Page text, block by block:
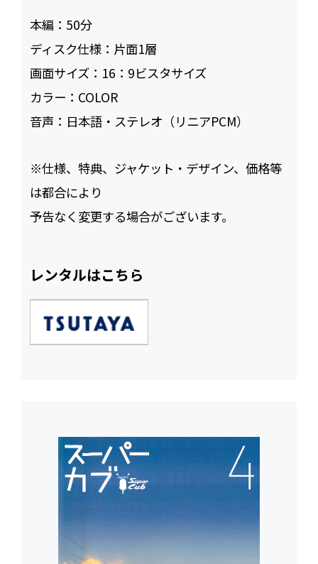
本編： 50
ディスク仕様： 片面1層
画面サイズ： 16：9ビスタサイズ
カラー： COLOR
音声： 日本語・ステレオ（リニアPCM）
※仕様、特典、ジャケット・デザイン、価格等
は都合により
予告なく変更する場合がございます。
レンタルはこちら